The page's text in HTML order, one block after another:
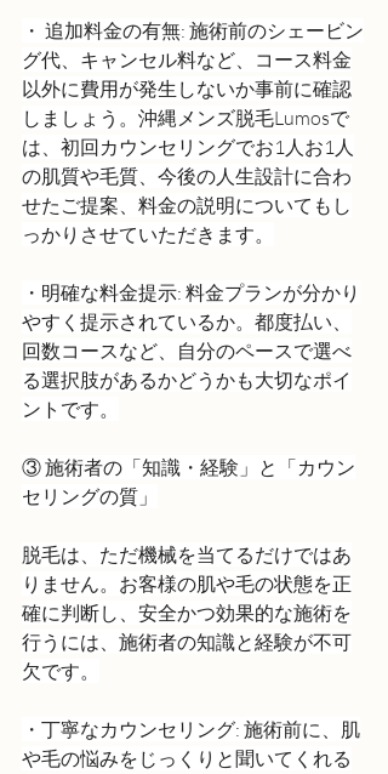
・ 追加料金の有無: 施術前のシェービン
グ代、キャンセル料など、コース料金
以外に費用が発生しないか事前に確認
しましょう。沖縄メンズ脱毛Lumosで
は、初回カウンセリングでお1人お1人
の肌質や毛質、今後の人生設計に合わ
せたご提案、料金の説明についてもし
っかりさせていただきます。
・明確な料金提示: 料金プランが分かり
やすく提示されているか。都度払い、
回数コースなど、自分のペースで選べ
る選択肢があるかどうかも大切なポイ
ントです。
③ 施術者の「知識・経験」と「カウン
セリングの質」
脱毛は、ただ機械を当てるだけではあ
りません。お客様の肌や毛の状態を正
確に判断し、安全かつ効果的な施術を
行うには、施術者の知識と経験が不可
欠です。
・丁寧なカウンセリング: 施術前に、肌
や毛の悩みをじっくりと聞いてくれる